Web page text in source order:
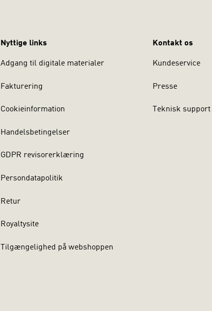
Nyttige links
Adgang til digitale materialer
Fakturering
Cookieinformation
Handelsbetingelser
GDPR revisorerklæring
Persondatapolitik
Retur
Royaltysite
Tilgængelighed på webshoppen
Kontakt os
Kundeservice
Presse
Teknisk support